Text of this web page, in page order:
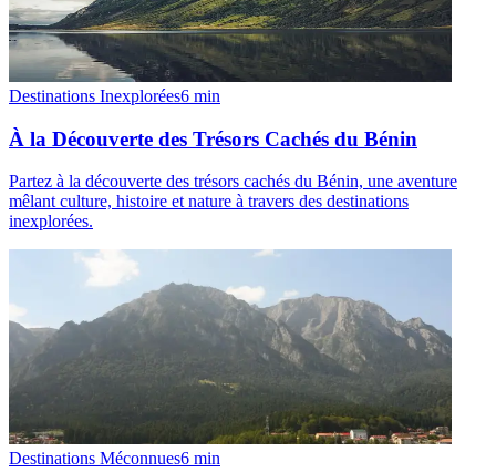
Destinations Inexplorées6 min
À la Découverte des Trésors Cachés du Bénin
Partez à la découverte des trésors cachés du Bénin, une aventure
mêlant culture, histoire et nature à travers des destinations
inexplorées.
Destinations Méconnues6 min